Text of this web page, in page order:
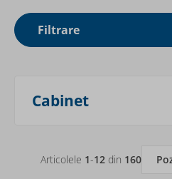
Filtrare
Cabinet
Articolele 1-12din 160